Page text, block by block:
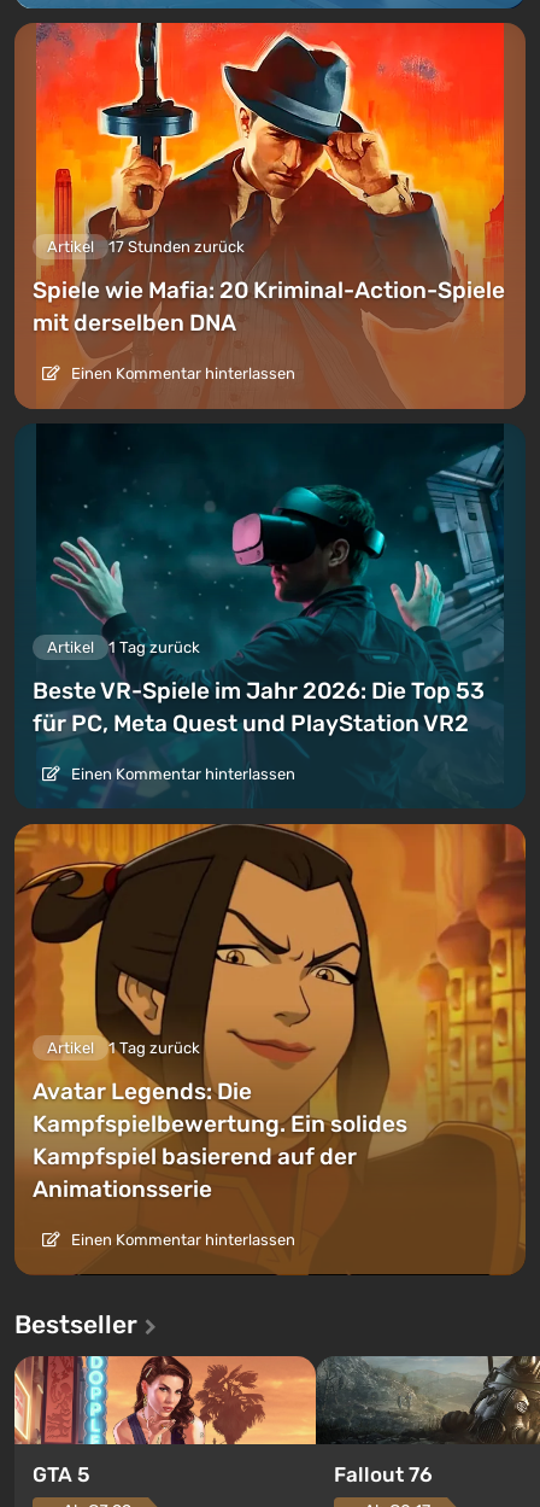
Artikel 17 Stunden zurück
Spiele wie Mafia: 20 Kriminal-Action-Spiele
mit derselben DNA
Einen Kommentar hinterlassen
Artikel 1 Tag zurück
Beste VR-Spiele im Jahr 2026: Die Top 53
für PC, Meta Quest und PlayStation VR2
Einen Kommentar hinterlassen
Artikel 1 Tag zurück
Avatar Legends: Die
Kampfspielbewertung. Ein solides
Kampfspiel basierend auf der
Animationsserie
Einen Kommentar hinterlassen
Bestseller
GTA 5 Fallout 76